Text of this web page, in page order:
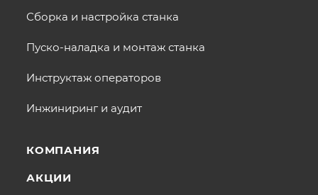
Сборка и настройка станка
Пуско-наладка и монтаж станка
Инструктаж операторов
Инжиниринг и аудит
КОМПАНИЯ
АКЦИИ